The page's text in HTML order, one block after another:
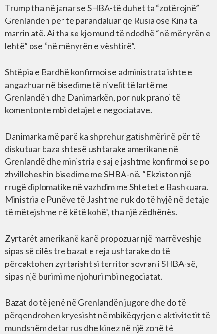
Trump tha në janar se SHBA-të duhet ta “zotërojnë”
Grenlandën për të parandaluar që Rusia ose Kina ta
marrin atë. Ai tha se kjo mund të ndodhë “në mënyrën e
lehtë” ose “në mënyrën e vështirë”.
Shtëpia e Bardhë konfirmoi se administrata ishte e
angazhuar në bisedime të nivelit të lartë me
Grenlandën dhe Danimarkën, por nuk pranoi të
komentonte mbi detajet e negociatave.
Danimarka më parë ka shprehur gatishmërinë për të
diskutuar baza shtesë ushtarake amerikane në
Grenlandë dhe ministria e saj e jashtme konfirmoi se po
zhvilloheshin bisedime me SHBA-në. “Ekziston një
rrugë diplomatike në vazhdim me Shtetet e Bashkuara.
Ministria e Punëve të Jashtme nuk do të hyjë në detaje
të mëtejshme në këtë kohë”, tha një zëdhënës.
Zyrtarët amerikanë kanë propozuar një marrëveshje
sipas së cilës tre bazat e reja ushtarake do të
përcaktohen zyrtarisht si territor sovran i SHBA-së,
sipas një burimi me njohuri mbi negociatat.
Bazat do të jenë në Grenlandën jugore dhe do të
përqendrohen kryesisht në mbikëqyrjen e aktivitetit të
mundshëm detar rus dhe kinez në një zonë të